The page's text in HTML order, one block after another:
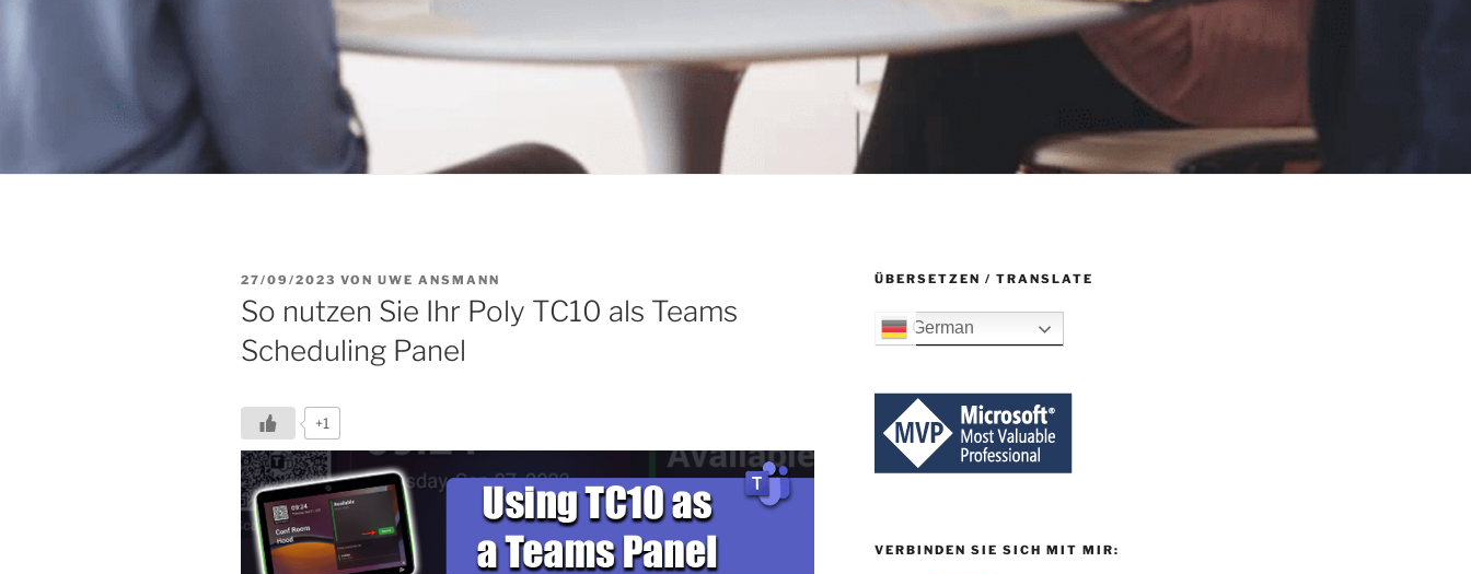
VERÖFFENTLICHT
AM
27/09/2023 VON UWE ANSMANN
So nutzen Sie Ihr Poly TC10 als Teams
Scheduling Panel
+1
ÜBERSETZEN / TRANSLATE
German
VERBINDEN SIE SICH MIT MIR: